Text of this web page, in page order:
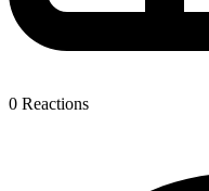
0 Reactions